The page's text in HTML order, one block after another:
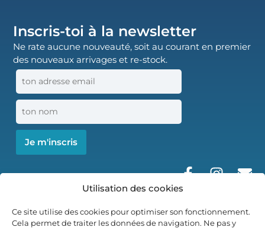
Utilisation des cookies
Ce site utilise des cookies pour optimiser son fonctionnement.
Cela permet de traiter les données de navigation. Ne pas y
Inscris-toi à la newsletter
Ne rate aucune nouveauté, soit au courant en premier
des nouveaux arrivages et re-stock.